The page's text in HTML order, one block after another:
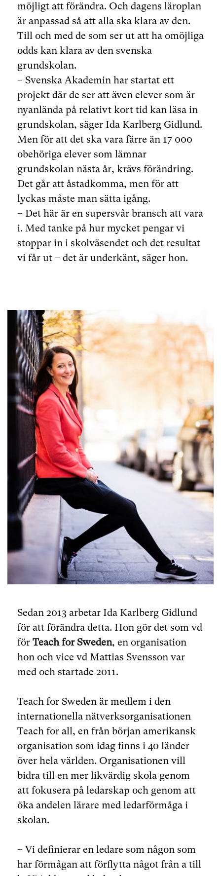
möjligt att förändra. Och dagens läroplan
är anpassad så att alla ska klara av den.
Till och med de som ser ut att ha omöjliga
odds kan klara av den svenska
grundskolan.
– Svenska Akademin har startat ett
projekt där de ser att även elever som är
nyanlända på relativt kort tid kan läsa in
grundskolan, säger Ida Karlberg Gidlund.
Men för att det ska vara färre än 17 000
obehöriga elever som lämnar
grundskolan nästa år, krävs förändring.
Det går att åstadkomma, men för att
lyckas måste man sätta igång.
– Det här är en supersvår bransch att vara
i. Med tanke på hur mycket pengar vi
stoppar in i skolväsendet och det resultat
vi får ut – det är underkänt, säger hon.
Sedan 2013 arbetar Ida Karlberg Gidlund
för att förändra detta. Hon gör det som vd
för Teach for Sweden, en organisation
hon och vice vd Mattias Svensson var
med och startade 2011.
Teach for Sweden är medlem i den
internationella nätverksorganisationen
Teach for all, en från början amerikansk
organisation som idag finns i 40 länder
över hela världen. Organisationen vill
bidra till en mer likvärdig skola genom
att fokusera på ledarskap och genom att
öka andelen lärare med ledarförmåga i
skolan.
– Vi definierar en ledare som någon som
har förmågan att förflytta något från a till